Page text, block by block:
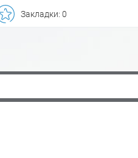
Закладки: 0